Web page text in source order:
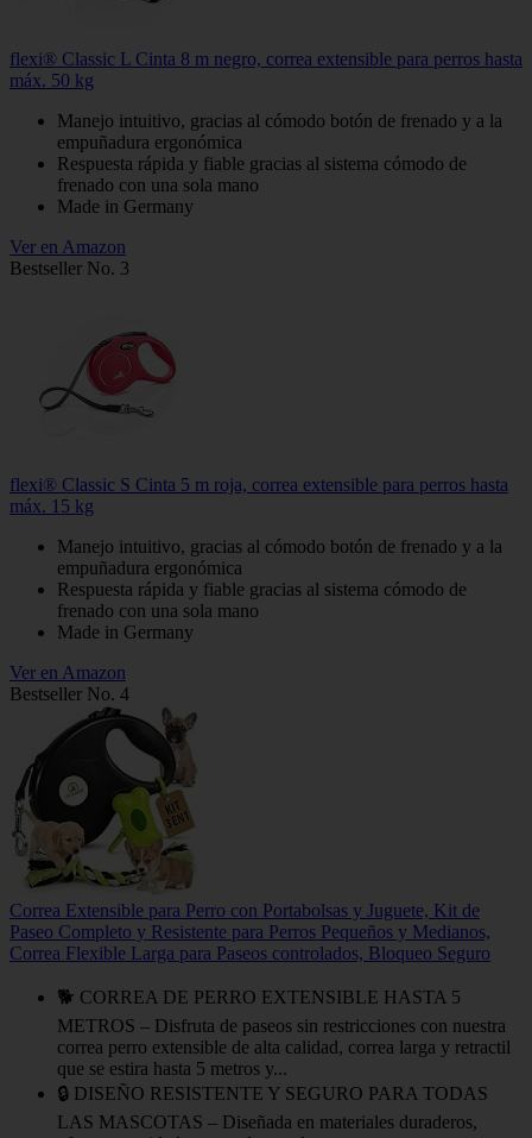
flexi® Classic L Cinta 8 m negro, correa extensible para perros hasta
máx. 50 kg
Manejo intuitivo, gracias al cómodo botón de frenado y a la
empuñadura ergonómica
Respuesta rápida y fiable gracias al sistema cómodo de
frenado con una sola mano
Made in Germany
Ver en Amazon
Bestseller No. 3
flexi® Classic S Cinta 5 m roja, correa extensible para perros hasta
máx. 15 kg
Manejo intuitivo, gracias al cómodo botón de frenado y a la
empuñadura ergonómica
Respuesta rápida y fiable gracias al sistema cómodo de
frenado con una sola mano
Made in Germany
Ver en Amazon
Bestseller No. 4
Correa Extensible para Perro con Portabolsas y Juguete, Kit de
Paseo Completo y Resistente para Perros Pequeños y Medianos,
Correa Flexible Larga para Paseos controlados, Bloqueo Seguro
🐕 CORREA DE PERRO EXTENSIBLE HASTA 5
METROS – Disfruta de paseos sin restricciones con nuestra
correa perro extensible de alta calidad, correa larga y retractil
que se estira hasta 5 metros y...
🔒 DISEÑO RESISTENTE Y SEGURO PARA TODAS
LAS MASCOTAS – Diseñada en materiales duraderos,